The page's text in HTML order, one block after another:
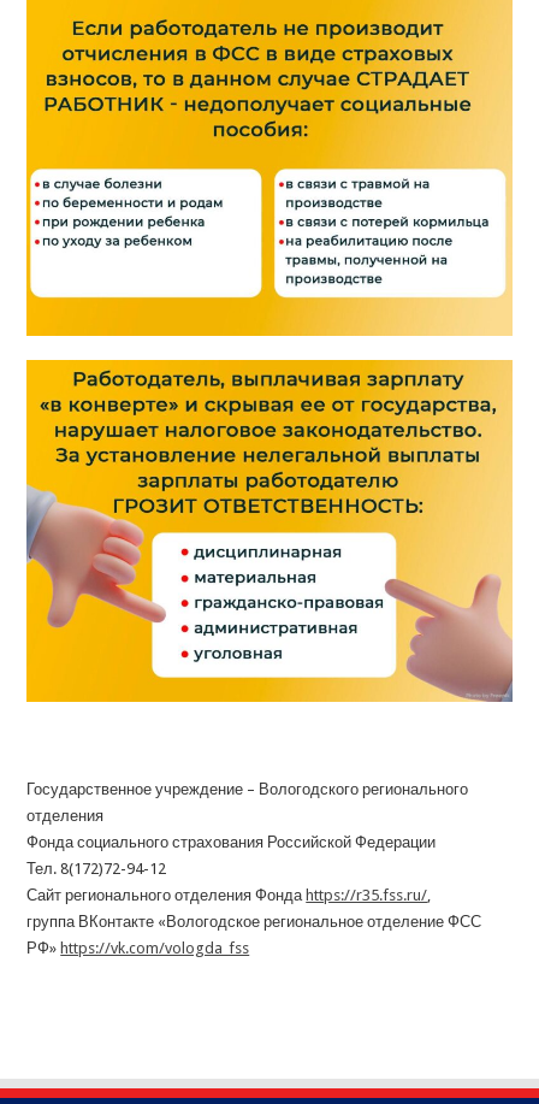
Государственное учреждение – Вологодского регионального
отделения
Фонда социального страхования Российской Федерации
Тел. 8(172)72-94-12
Сайт регионального отделения Фондаhttps://r35.fss.ru/
группа ВКонтакте «Вологодское региональное отделение ФСС
РФ»https://vk.com/vologda_fss